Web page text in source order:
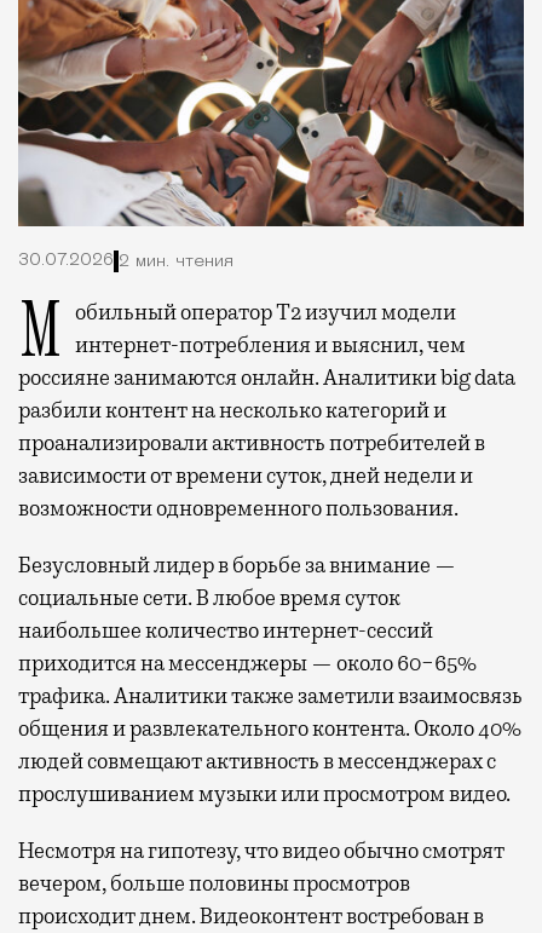
30.07.2026 2 мин. чтения
Мобильный оператор Т2 изучил модели интернет-потребления и выяснил, чем
россияне занимаются онлайн. Аналитики big data
разбили контент на несколько категорий и
проанализировали активность потребителей в
зависимости от времени суток, дней недели и
возможности одновременного пользования.
Безусловный лидер в борьбе за внимание —
социальные сети. В любое время суток
наибольшее количество интернет-сессий
приходится на мессенджеры — около 60−65%
трафика. Аналитики также заметили взаимосвязь
общения и развлекательного контента. Около 40%
людей совмещают активность в мессенджерах с
прослушиванием музыки или просмотром видео.
Несмотря на гипотезу, что видео обычно смотрят
вечером, больше половины просмотров
происходит днем. Видеоконтент востребован в